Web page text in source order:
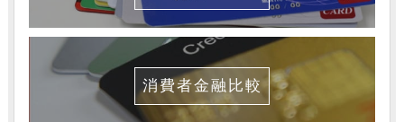
消費者金融比較